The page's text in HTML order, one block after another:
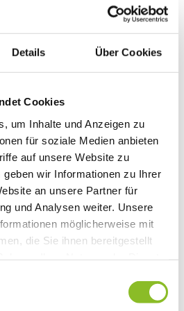
Details Über Cookies
Cookies
um Inhalte und Anzeigen zu
für soziale Medien anbieten
auf unsere Website zu
wir Informationen zu Ihrer
an unsere Partner für
und Analysen weiter. Unsere
möglicherweise mit
die Sie ihnen bereitgestellt
am Kirchplatz
Museumswelt
Trinken in Frastanz
Untere Au
Felsenau